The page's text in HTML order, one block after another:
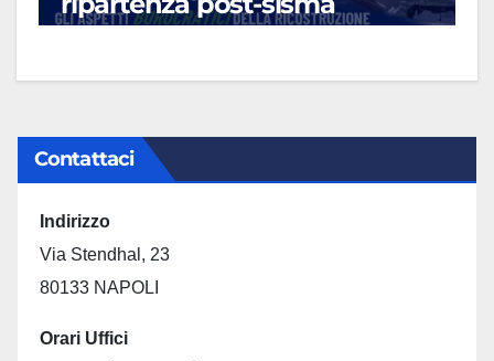
Contattaci
Indirizzo
Via Stendhal, 23
80133 NAPOLI
Orari Uffici